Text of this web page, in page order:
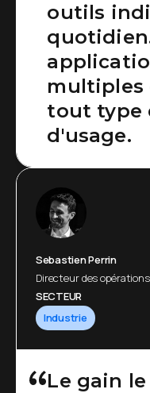
outils
multiples
tout type
d'usage.
Sebastien Perrin
Directeur des
SECTEUR
Industrie
Le gain